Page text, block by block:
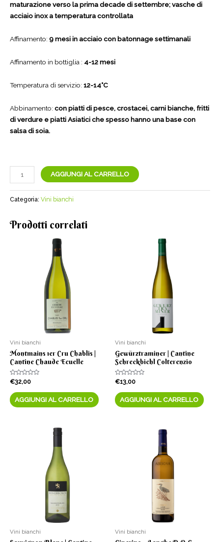
maturazione verso la prima decade di settembre; vasche di
acciaio inox a temperatura controllata
Affinamento: 9 mesi in acciaio con batonnage settimanali
Affinamento in bottiglia : 4-12 mesi
Temperatura di servizio: 12-14°C
Abbinamento: con piatti di pesce, crostacei, carni bianche, fritti
di verdure e piatti Asiatici che spesso hanno una base con
salsa di soia.
Derthona
Quadro
Vigneti
quantità
AGGIUNGI AL CARRELLO
Categoria: Vini bianchi
Prodotti correlati
Vini bianchi
Montmains 1er Cru Chablis |
Cantine Chaude Ecuelle
Valutato
0
su
5
€32,00
AGGIUNGI AL CARRELLO
Vini bianchi
Gewürztraminer | Cantine
Schreckbichl Colterenzio
Valutato
0
su
5
€13,00
AGGIUNGI AL CARRELLO
Vini bianchi Vini bianchi